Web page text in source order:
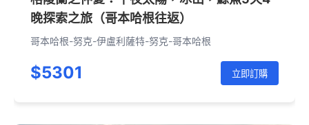
晚探索之旅（哥本哈根往返）
哥本哈根-努克-伊盧利薩特-努克-哥本哈根
$5301 立即訂購